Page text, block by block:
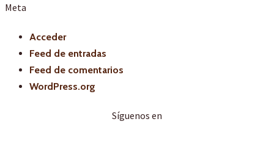
Meta
Acceder
Feed de entradas
Feed de comentarios
WordPress.org
Síguenos en